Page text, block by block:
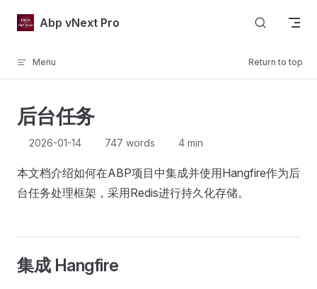
Skip to content
Abp vNext Pro
Menu Return to top
后台任务
2026-01-14 747 words 4 min
本文档介绍如何在ABP项目中集成并使用Hangfire作为后
台任务处理框架，采用Redis进行持久化存储。
集成 Hangfire